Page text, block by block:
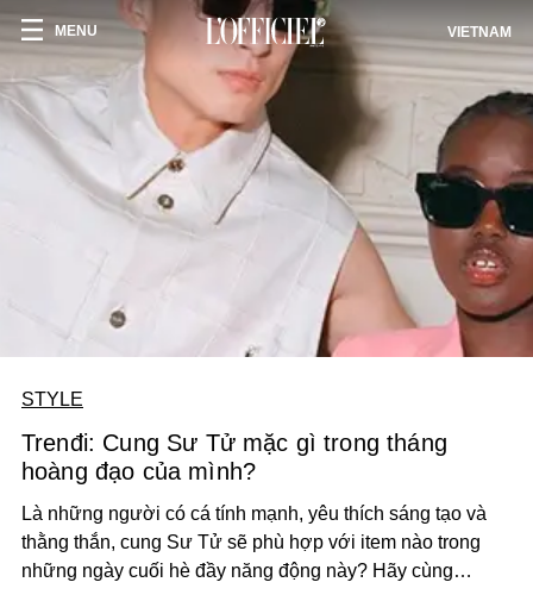
MENU VIETNAM
STYLE
Trenđi: Cung Sư Tử mặc gì trong tháng
hoàng đạo của mình?
Là những người có cá tính mạnh, yêu thích sáng tạo và
thằng thắn, cung Sư Tử sẽ phù hợp với item nào trong
những ngày cuối hè đầy năng động này? Hãy cùng